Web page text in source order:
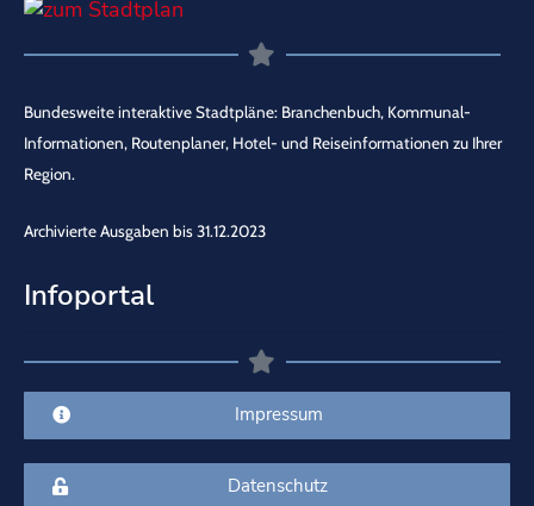
Bundesweite interaktive Stadtpläne: Branchenbuch, Kommunal-
Informationen, Routenplaner, Hotel- und Reiseinformationen zu Ihrer
Region.
Archivierte Ausgaben bis 31.12.2023
Infoportal
Impressum
Datenschutz